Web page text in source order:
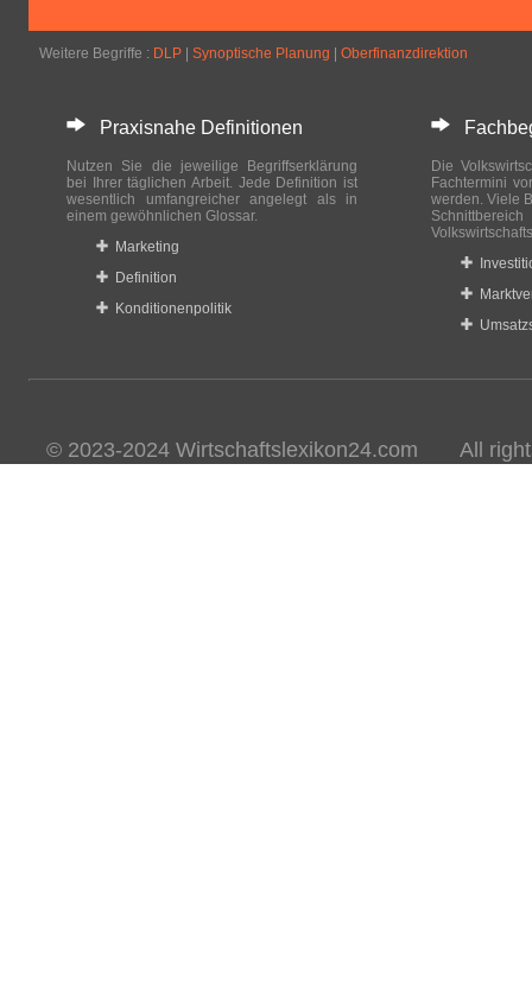
Weitere Begriffe : DLP Synoptische Planung Oberfinanzdirektion
Praxisnahe Definitionen
Nutzen Sie die jeweilige Begriffserklärung
bei Ihrer täglichen Arbeit. Jede Definition ist
wesentlich umfangreicher angelegt als in
einem gewöhnlichen Glossar.
Marketing
Definition
Konditionenpolitik
Die
Fachtermini
werden. Viele
© 2023-2024 Wirtschaftslexikon24.com All